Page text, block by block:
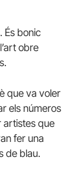
És bonic
obre
que va voler
els números
artistes que
fer una
de blau.